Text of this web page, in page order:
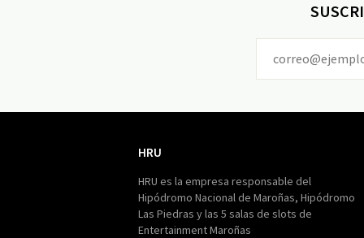
HRU
HRU es la empresa responsable del
Hipódromo Nacional de Maroñas, Hipódromo
Las Piedras y las 5 salas de slots de
Entertainment Maroñas